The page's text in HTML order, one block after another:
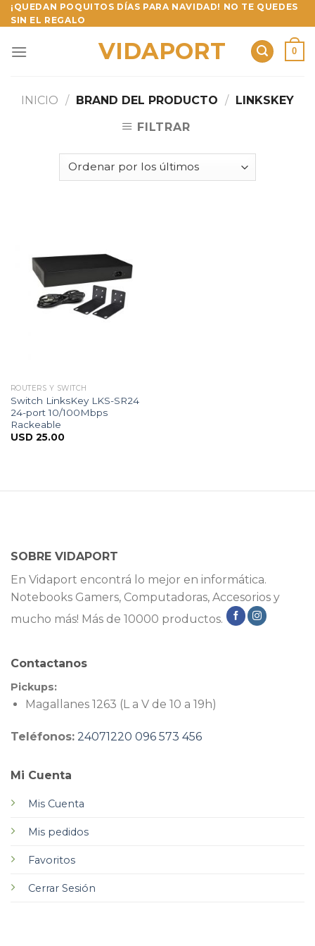
Skip
to
¡QUEDAN POQUITOS DÍAS PARA NAVIDAD! NO TE QUEDES
SIN EL REGALO
VIDAPORT 0
INICIO / BRAND DEL PRODUCTO / LINKSKEY
FILTRAR
ROUTERS Y SWITCH
Switch LinksKey LKS-SR24
24-port 10/100Mbps
Rackeable
USD 25.00
SOBRE VIDAPORT
En Vidaport encontrá lo mejor en informática.
Notebooks Gamers, Computadoras, Accesorios y
mucho más! Más de 10000 productos.
Mi Cuenta
Mis Cuenta
Mis pedidos
Favoritos
Cerrar Sesión
Contactanos
Pickups:
Magallanes 1263 (L a V de 10 a 19h)
Teléfonos: 24071220 096 573 456